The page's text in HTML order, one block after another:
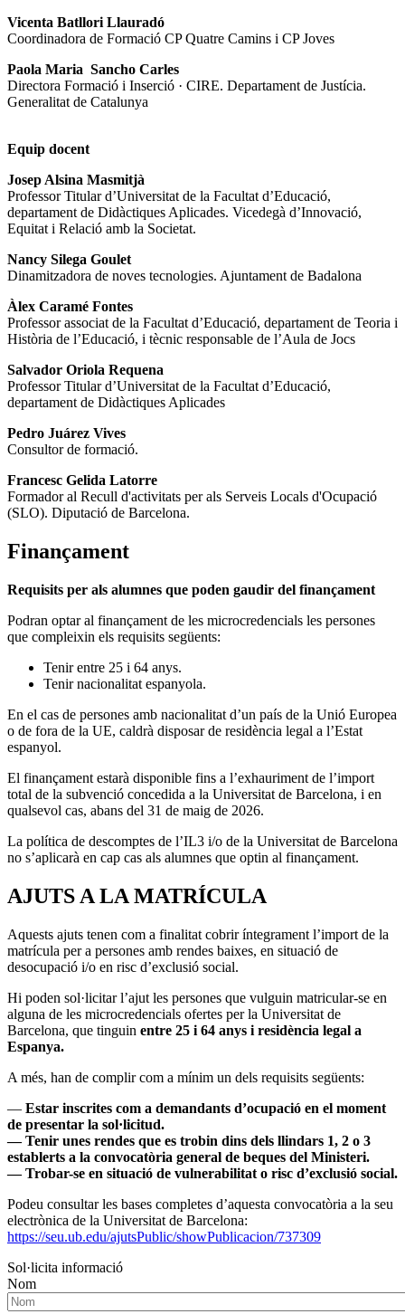
Vicenta Batllori Llauradó
Coordinadora de Formació CP Quatre Camins i CP Joves
Paola Maria Sancho Carles
Directora Formació i Inserció · CIRE. Departament de Justícia.
Generalitat de Catalunya
Equip docent
Josep Alsina Masmitjà
Professor Titular d’Universitat de la Facultat d’Educació,
departament de Didàctiques Aplicades. Vicedegà d’Innovació,
Equitat i Relació amb la Societat.
Nancy Silega Goulet
Dinamitzadora de noves tecnologies. Ajuntament de Badalona
Àlex Caramé Fontes
Professor associat de la Facultat d’Educació, departament de Teoria i
Història de l’Educació, i tècnic responsable de l’Aula de Jocs
Salvador Oriola Requena
Professor Titular d’Universitat de la Facultat d’Educació,
departament de Didàctiques Aplicades
Pedro Juárez Vives
Consultor de formació.
Francesc Gelida Latorre
Formador al Recull d'activitats per als Serveis Locals d'Ocupació
(SLO). Diputació de Barcelona.
Finançament
Requisits per als alumnes que poden gaudir del finançament
Podran optar al finançament de les microcredencials les persones
que compleixin els requisits següents:
Tenir entre 25 i 64 anys.
Tenir nacionalitat espanyola.
En el cas de persones amb nacionalitat d’un país de la Unió Europea
o de fora de la UE, caldrà disposar de residència legal a l’Estat
espanyol.
El finançament estarà disponible fins a l’exhauriment de l’import
total de la subvenció concedida a la Universitat de Barcelona, i en
qualsevol cas, abans del 31 de maig de 2026.
La política de descomptes de l’IL3 i/o de la Universitat de Barcelona
no s’aplicarà en cap cas als alumnes que optin al finançament.
AJUTS A LA MATRÍCULA
Aquests ajuts tenen com a finalitat cobrir íntegrament l’import de la
matrícula per a persones amb rendes baixes, en situació de
desocupació i/o en risc d’exclusió social.
Hi poden sol·licitar l’ajut les persones que vulguin matricular-se en
alguna de les microcredencials ofertes per la Universitat de
Barcelona, que tinguin entre 25 i 64 anys i residència legal a
Espanya.
A més, han de complir com a mínim un dels requisits següents:
— Estar inscrites com a demandants d’ocupació en el moment
de presentar la sol·licitud.
— Tenir unes rendes que es trobin dins dels llindars 1, 2 o 3
establerts a la convocatòria general de beques del Ministeri.
— Trobar-se en situació de vulnerabilitat o risc d’exclusió social.
Podeu consultar les bases completes d’aquesta convocatòria a la seu
electrònica de la Universitat de Barcelona:
https://seu.ub.edu/ajutsPublic/showPublicacion/737309
Sol·licita informació
Nom